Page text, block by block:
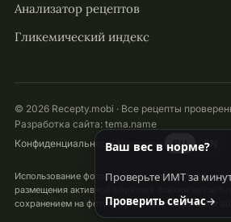
Анализатор рецептов
Гликемический индекс
© 2026 Recepty.mobi · Все рецепты
Разработка сайта: tema.name
КонфиденциальностьКонтакты RU EN
Использование фото и других материалов
размещения активной обратной ссылки на сайт
сохранением на фотографиях всех надписей и
Ваш вес в норме?
Проверьте ИМТ за
Проверить сейчас→